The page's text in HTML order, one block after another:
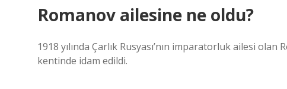
Romanov ailesine ne oldu?
1918 yılında Çarlık Rusyası’nın imparatorluk ailesi
kentinde idam edildi.